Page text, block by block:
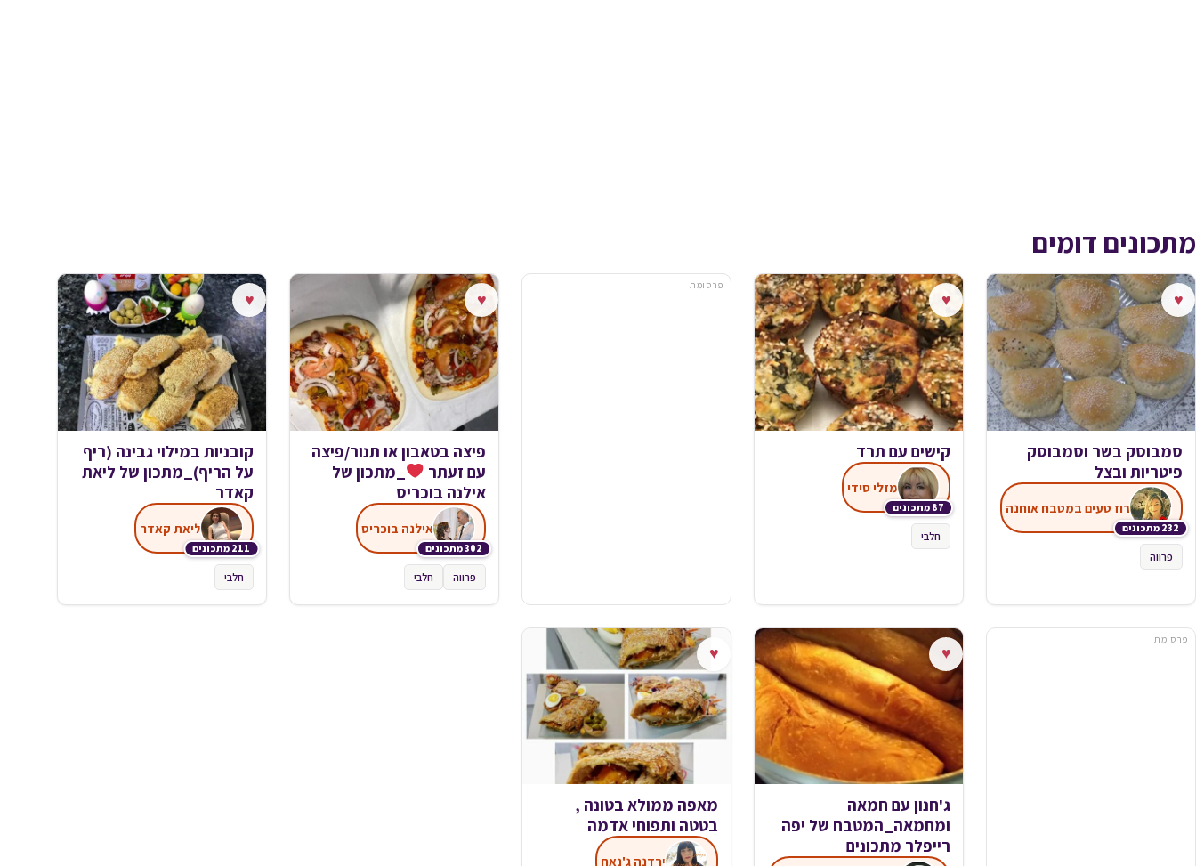
מתכונים דומים
♥
סמבוסק בשר וסמבוסק
פיטריות ובצל
232 מתכונים
רוז טעים במטבח אוחנה
פרווה
♥
קישים עם תרד
87 מתכונים
מזלי סידי
חלבי
פרסומת
♥
פיצה בטאבון או תנור/פיצה
עם זעתר
_מתכון של
אילנה בוכריס
302 מתכונים
אילנה בוכריס
פרווה חלבי
♥
קובניות במילוי גבינה (ריף
על הריף)_מתכון של ליאת
קאדר
211 מתכונים
ליאת קאדר
חלבי
פרסומת
♥
ג'חנון עם חמאה
ומחמאה_המטבח של יפה
רייפלר מתכונים
♥
מאפה ממולא בטונה ,
בטטה ותפוחי אדמה
ירדנה ג'נאח